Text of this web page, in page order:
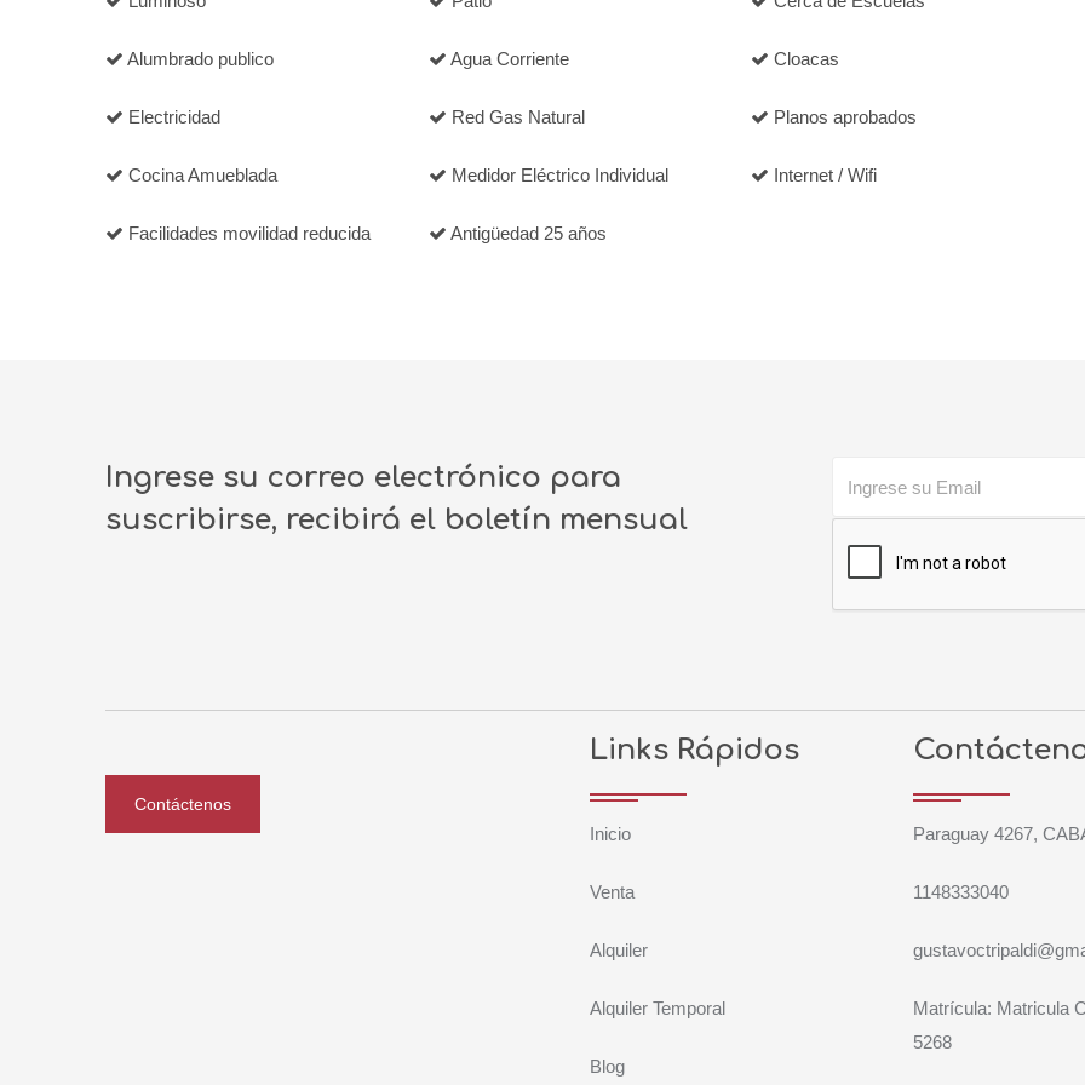
Alumbrado publico Agua Corriente Cloacas
Electricidad Red Gas Natural Planos aprobados
Cocina Amueblada Medidor Eléctrico Individual Internet / Wifi
Facilidades movilidad reducida Antigüedad 25 años
Ingrese su correo electrónico para
suscribirse, recibirá el boletín mensual
Contáctenos
Links Rápidos
Inicio
Venta
Alquiler
Alquiler Temporal
Blog
Paraguay 4267,
1148333040
Matrícula: Matricula
5268